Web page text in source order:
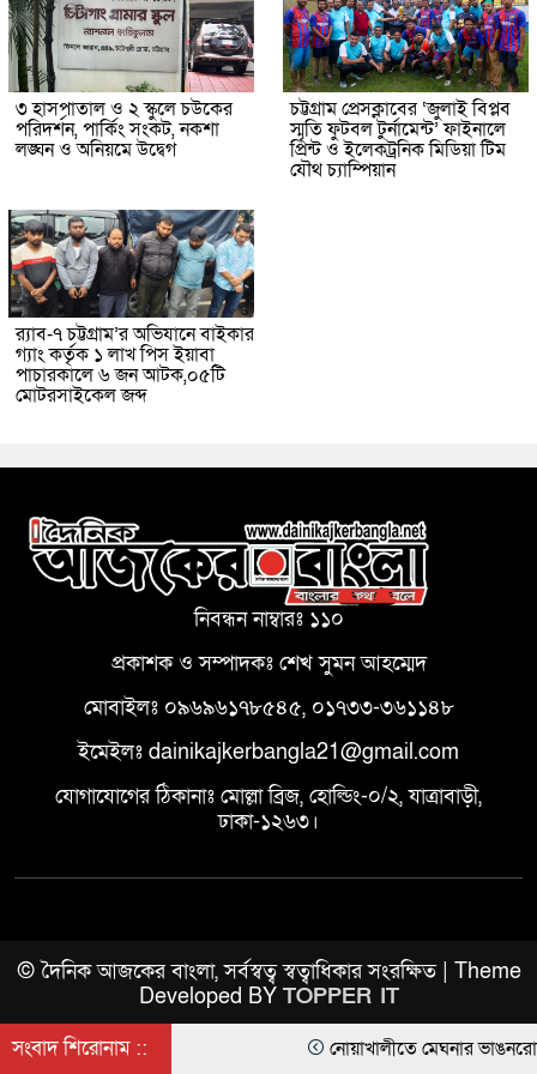
৩ হাসপাতাল ও ২ স্কুলে চউকের
পরিদর্শন, পার্কিং সংকট, নকশা
লঙ্ঘন ও অনিয়মে উদ্বেগ
চট্টগ্রাম প্রেসক্লাবের ‘জুলাই বিপ্লব
স্মৃতি ফুটবল টুর্নামেন্ট’ ফাইনালে
প্রিন্ট ও ইলেকট্রনিক মিডিয়া টিম
যৌথ চ্যাম্পিয়ান
র‌্যাব-৭ চট্টগ্রাম’র অভিযানে বাইকার
গ্যাং কর্তৃক ১ লাখ পিস ইয়াবা
পাচারকালে ৬ জন আটক,০৫টি
মোটরসাইকেল জব্দ
নিবন্ধন নাম্বারঃ ১১০
প্রকাশক ও সম্পাদকঃ শেখ সুমন আহম্মেদ
মোবাইলঃ ০৯৬৯৬১৭৮৫৪৫, ০১৭৩৩-৩৬১১৪৮
ইমেইলঃ dainikajkerbangla21@gmail.com
যোগাযোগের ঠিকানাঃ মোল্লা ব্রিজ, হোল্ডিং-০/২, যাত্রাবাড়ী,
ঢাকা-১২৬৩।
© দৈনিক আজকের বাংলা, সর্বস্বত্ব স্বত্বাধিকার সংরক্ষিত | Theme
Developed BY TOPPER IT
সংবাদ শিরোনাম ::
নোয়াখালীতে মেঘনার ভাঙনরোধে